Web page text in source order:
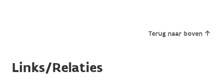
Terug naar boven
Links/Relaties